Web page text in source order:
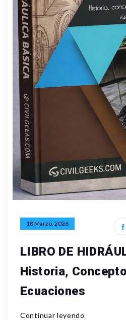
18 Marzo, 2026
LIBRO DE
Historia,
Ecuaciones
Continuar leyendo